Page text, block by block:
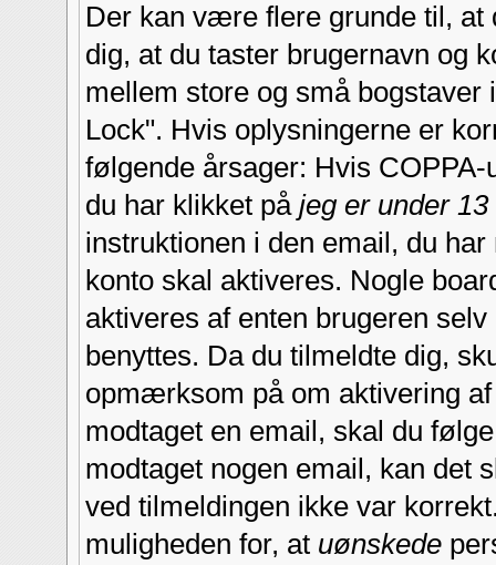
Der kan være flere grunde til,
dig, at du taster brugernavn og
mellem store og små
Lock". Hvis oplysningerne er
følgende årsager: Hvis
du har klikket på jeg er under 13
instruktionen i den email, du
konto skal aktiveres. Nogle
aktiveres af enten brugeren
benyttes. Da du tilmeldte dig,
opmærksom på om aktivering
modtaget en email, skal du
modtaget nogen email, kan det
ved tilmeldingen ikke var
muligheden for, at uønskede